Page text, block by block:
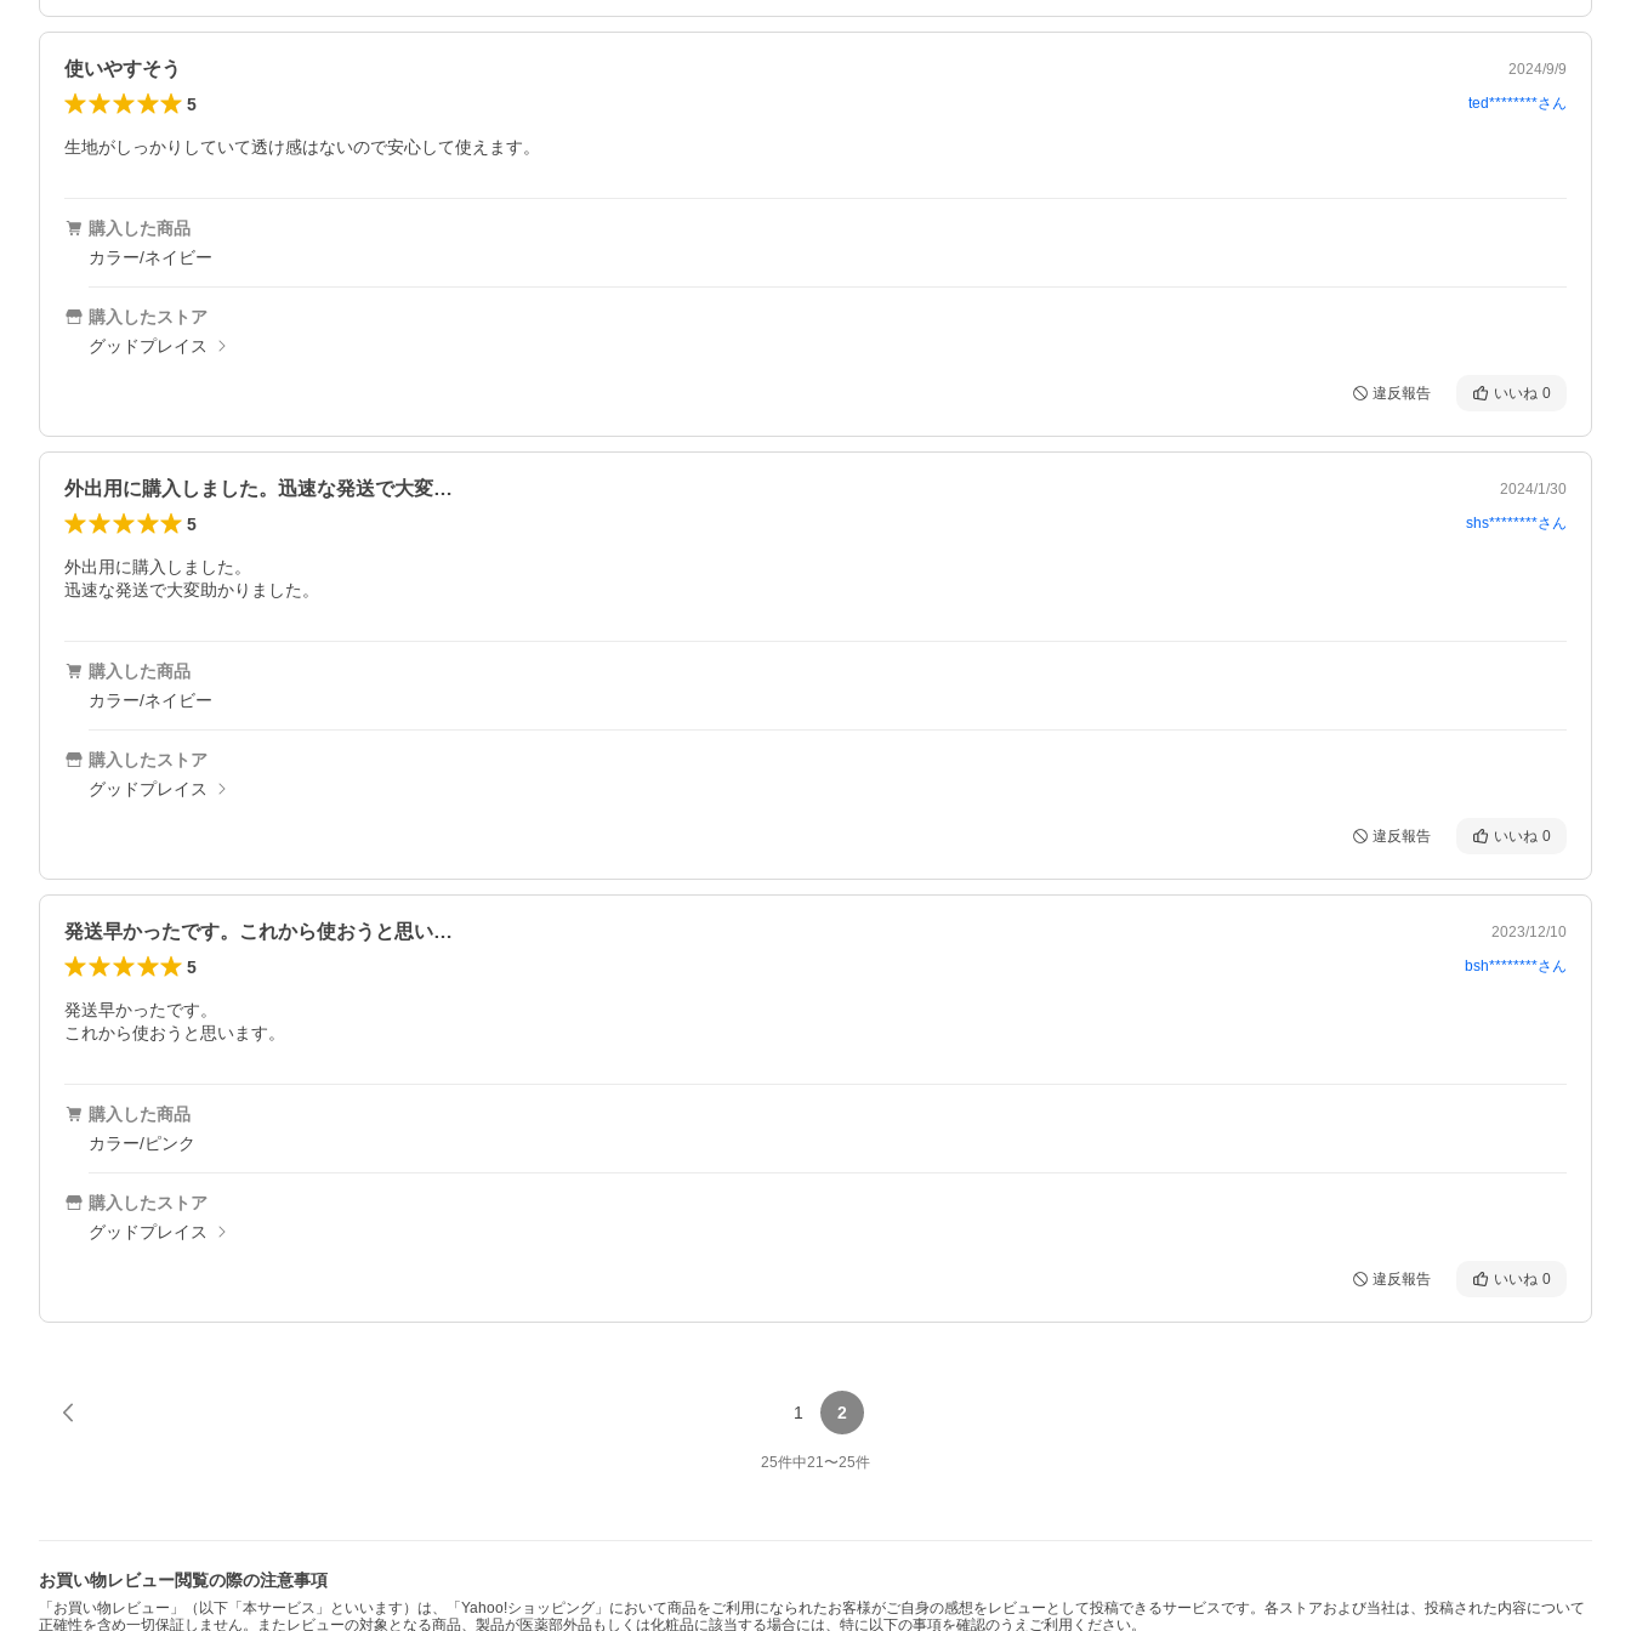
使いやすそう 2024/9/9
5 ted********さん
生地がしっかりしていて透け感はないので安心して使えます。
購入した商品
カラー/ネイビー
購入したストア
グッドプレイス
違反報告 いいね 0
外出用に購入しました。迅速な発送で大変… 2024/1/30
5 shs********さん
外出用に購入しました。
迅速な発送で大変助かりました。
購入した商品
カラー/ネイビー
購入したストア
グッドプレイス
違反報告 いいね 0
発送早かったです。これから使おうと思い… 2023/12/10
5 bsh********さん
発送早かったです。
これから使おうと思います。
購入した商品
カラー/ピンク
購入したストア
グッドプレイス
違反報告 いいね 0
1 2
25件中21〜25件
お買い物レビュー閲覧の際の注意事項
「お買い物レビュー」（以下「本サービス」といいます）は、「Yahoo!ショッピング」において商品をご利用になられたお客様がご自身の感想をレビューとして投稿できるサービスです。各ストアおよび当社は、投稿された内容について
正確性を含め一切保証しません。またレビューの対象となる商品、製品が医薬部外品もしくは化粧品に該当する場合には、特に以下の事項を確認のうえご利用ください。